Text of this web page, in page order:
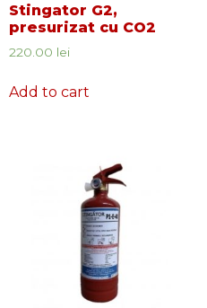
Stingator G2,
presurizat cu CO2
220.00 lei
Add to cart